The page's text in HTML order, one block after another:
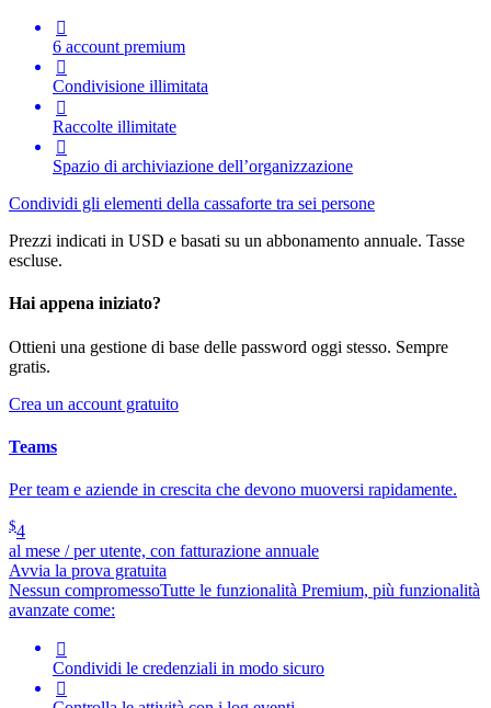

6 account premium

Condivisione illimitata

Raccolte illimitate

Spazio di archiviazione dell’organizzazione
Condividi gli elementi della cassaforte tra sei persone
Prezzi indicati in USD e basati su un abbonamento annuale. Tasse
escluse.
Hai appena iniziato?
Ottieni una gestione di base delle password oggi stesso. Sempre
gratis.
Crea un account gratuito
Teams
Per team e aziende in crescita che devono muoversi rapidamente.
$4
al mese / per utente, con fatturazione annuale
Avvia la prova gratuita
Nessun compromessoTutte le funzionalità Premium, più funzionalità
avanzate come:

Condividi le credenziali in modo sicuro
